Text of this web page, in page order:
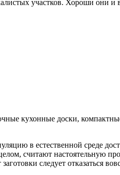
участков. Хороши они и
кухонные доски,
в естественной среде
считают настоятельную
следует отказаться